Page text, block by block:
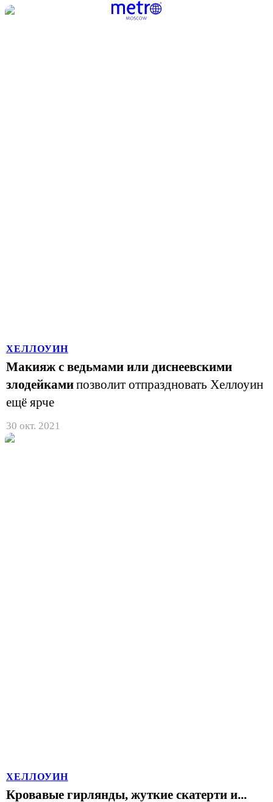
ХEЛЛОУИН
Макияж с ведьмами или диснеевскими
злодейкамипозволит отпраздновать Хеллоуин
ещё ярче
30 окт. 2021
ХЕЛЛОУИН
Кровавые гирлянды, жуткие скатерти и...